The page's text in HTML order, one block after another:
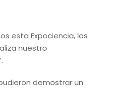
esta Expociencia, los
nuestro
demostrar un